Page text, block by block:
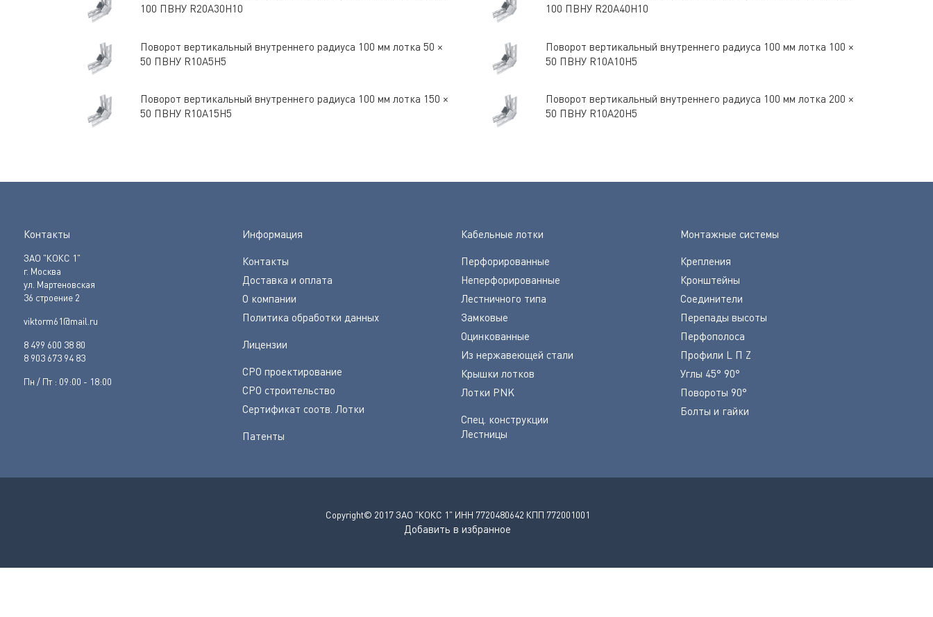
100 ПВНУ R20A30H10
100 ПВНУ R20A40H10
Поворот вертикальный внутреннего радиуса 100 мм лотка 50 ×
50 ПВНУ R10A5H5
Поворот вертикальный внутреннего радиуса 100 мм лотка 100 ×
50 ПВНУ R10A10H5
Поворот вертикальный внутреннего радиуса 100 мм лотка 150 ×
50 ПВНУ R10A15H5
Поворот вертикальный внутреннего радиуса 100 мм лотка 200 ×
50 ПВНУ R10A20H5
Контакты
ЗАО "КОКС 1"
г. Москва
ул. Мартеновская
36 строение 2
viktorm61@mail.ru
8 499 600 38 80
8 903 673 94 83
Пн / Пт : 09:00 - 18:00
Информация
Контакты
Доставка и оплата
О компании
Политика обработки данных
Лицензии
СРО проектирование
СРО строительство
Сертификат соотв. Лотки
Патенты
Кабельные лотки
Перфорированные
Неперфорированные
Лестничного типа
Замковые
Оцинкованные
Из нержавеющей стали
Крышки лотков
Лотки PNK
Спец. конструкции
Лестницы
Монтажные системы
Крепления
Кронштейны
Соединители
Перепады высоты
Перфополоса
Профили L П Z
Углы 45° 90°
Повороты 90°
Болты и гайки
Copyright© 2017 ЗАО "КОКС 1" ИНН 7720480642 КПП 772001001
Добавить в избранное